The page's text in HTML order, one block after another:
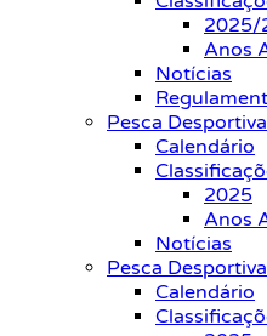
2025/
Anos
Notícias
Pesca
Calendário
2025
Anos
Notícias
Pesca
Calendário